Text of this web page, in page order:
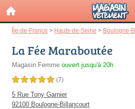
Île-de-France > Hauts-de-Seine > Boulogne-
La Fée Maraboutée
Magasin Femme ouvert jusqu'à 20h
5,0 étoiles sur 5 (7)
5 Rue Tony Garnier
92100 Boulogne-Billancourt